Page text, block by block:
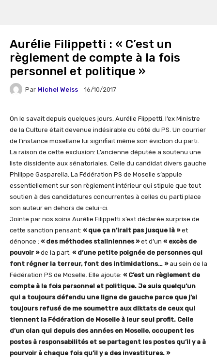
Aurélie Filippetti : « C’est un
règlement de compte à la fois
personnel et politique »
Par Michel Weiss 16/10/2017
On le savait depuis quelques jours, Aurélie Flippetti, l’ex Ministre
de la Culture était devenue indésirable du côté du PS. Un courrier
de l’instance mosellane lui signifiait même son éviction du parti.
La raison de cette exclusion: L’ancienne députée a soutenu une
liste dissidente aux sénatoriales. Celle du candidat divers gauche
Philippe Gasparella. La Fédération PS de Moselle s’appuie
essentiellement sur son règlement intérieur qui stipule que tout
soutien à des candidatures concurrentes à celles du parti place
son auteur en dehors de celui-ci.
Jointe par nos soins Aurélie Filippetti s’est déclarée surprise de
cette sanction pensant: « que ça n’irait pas jusque là »et
dénonce : « des méthodes staliniennes »et d’un « excès de
pouvoir »de la part: « d’une petite poignée de personnes qui
font régner la terreur, font des intimidations… »au sein de la
Fédération PS de Moselle. Elle ajoute: « C’est un règlement de
compte à la fois personnel et politique. Je suis quelqu’un
qui a toujours défendu une ligne de gauche parce que j’ai
toujours refusé de me soumettre aux diktats de ceux qui
tiennent la Fédération de Moselle à leur seul profit. Celle
d’un clan qui depuis des années en Moselle, occupent les
postes à responsabilités et se partagent les postes qu’il y a à
pourvoir à chaque fois qu’il y a des investitures. »